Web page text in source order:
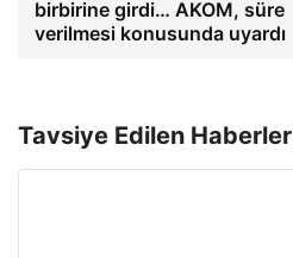
birbirine girdi… AKOM, süre
verilmesi konusunda uyardı
Tavsiye Edilen Haberler